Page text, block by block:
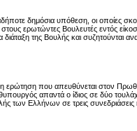
δημόσια υπόθεση, οι οποίες
ερωτώντες Βουλευτές εντός
της Βουλής και συζητούνται
ερώτηση που απευθύνεται στον
απαντά ο ίδιος σε δύο
των Ελλήνων σε τρεις